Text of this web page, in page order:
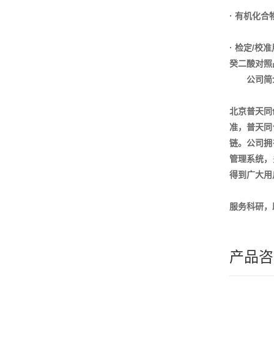
· 有机化合
· 检定/校
癸二酸对照
公司简
北京普天
准，普天
链。公司
管理系统
得到广大
服务科研
产品